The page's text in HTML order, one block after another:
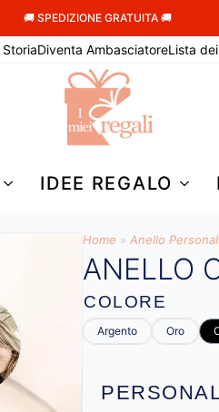
🚚 SPEDIZIONE GRATUITA 🚚
Diventa AmbasciatoreLista
IDEE REGALO
Home » Anello
ANELLO
COLORE
Argento Oro